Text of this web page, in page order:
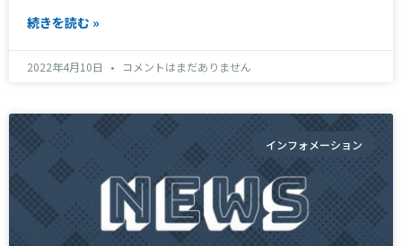
続きを読む »
2022年4月10日 コメントはまだありません
インフォメーション